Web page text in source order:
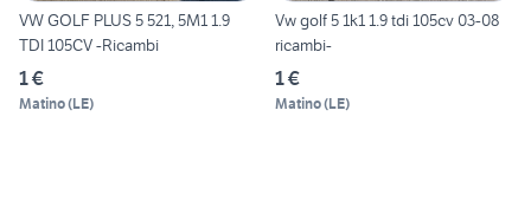
VW GOLF PLUS 5 521, 5M1 1.9
TDI 105CV -Ricambi
1 €
Matino(LE)
Vw golf 5 1k1 1.9 tdi 105cv 03-08
ricambi-
1 €
Matino(LE)